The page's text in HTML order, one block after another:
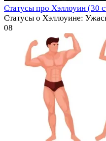
Статусы про Хэллоуин (30
Статусы о Хэллоуине:
08